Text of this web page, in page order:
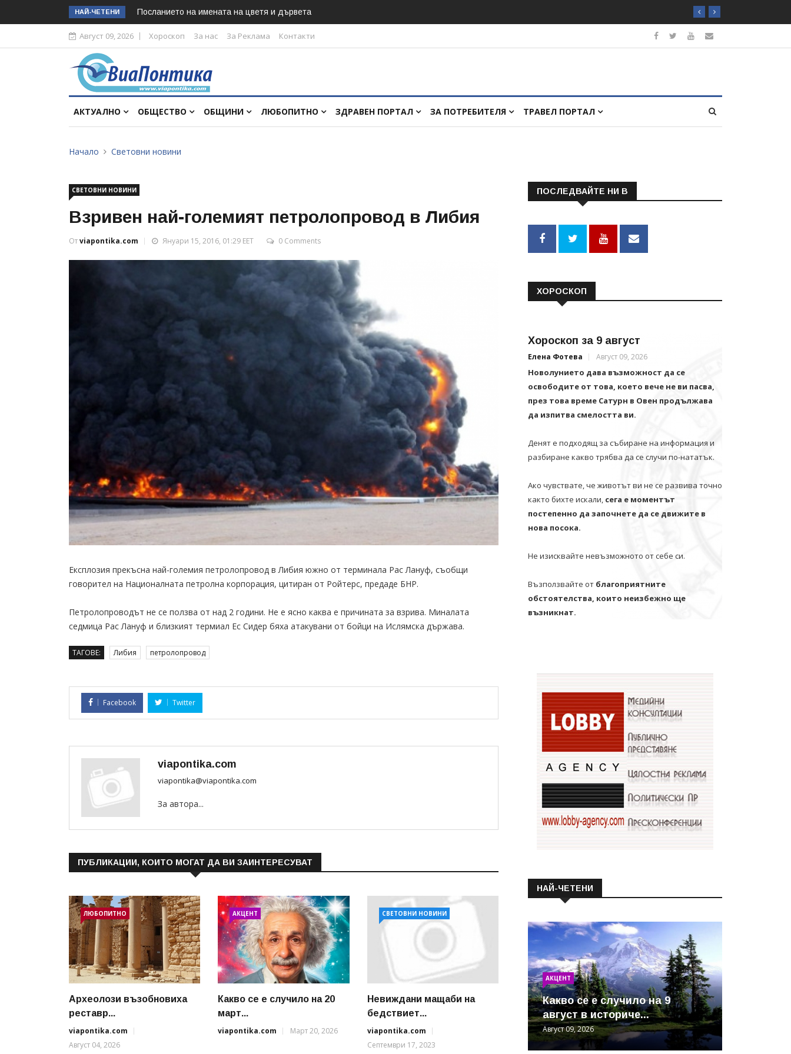
НАЙ-ЧЕТЕНИ Посланието на имената на цветя и дървета
Август 09, 2026 Хороскоп За нас За Реклама Контакти
АКТУАЛНО ОБЩЕСТВО ОБЩИНИ ЛЮБОПИТНО ЗДРАВЕН ПОРТАЛ ЗА ПОТРЕБИТЕЛЯ ТРАВЕЛ ПОРТАЛ
Начало Световни новини
СВЕТОВНИ НОВИНИ
Взривен най-големият петролопровод в Либия
Отviapontika.com Януари 15, 2016, 01:29 EET 0 Comments
Експлозия прекъсна най-големия петролопровод в Либия южно от терминала Рас Лануф, съобщи
говорител на Националната петролна корпорация, цитиран от Ройтерс, предаде БНР.
Петролопроводът не се ползва от над 2 години. Не е ясно каква е причината за взрива. Миналата
седмица Рас Лануф и близкият термиал Ес Сидер бяха атакувани от бойци на Ислямска държава.
ТАГОВЕ: Либия петролопровод
Facebook Twitter
viapontika.com
viapontika@viapontika.com
За автора...
ПУБЛИКАЦИИ, КОИТО МОГАТ ДА ВИ ЗАИНТЕРЕСУВАТ
ЛЮБОПИТНО
Археолози възобновиха
реставр...
viapontika.com
Август 04, 2026
АКЦЕНТ
Какво се е случило на 20
март...
viapontika.com
Март 20, 2026
СВЕТОВНИ НОВИНИ
Невиждани мащаби на
бедствиет...
viapontika.com
Септември 17, 2023
ПОСЛЕДВАЙТЕ НИ В
ХОРОСКОП
Хороскоп за 9 август
Елена Фотева Август 09, 2026
Новолунието дава възможност да се
освободите от това, което вече не ви пасва,
през това време Сатурн в Овен продължава
да изпитва смелостта ви.
Денят е подходящ за събиране на информация и
разбиране какво трябва да се случи по-нататък.
Ако чувствате, че животът ви не се развива точно
както бихте искали, сега е моментът
постепенно да започнете да се движите в
нова посока.
Не изисквайте невъзможното от себе си.
Възползвайте от благоприятните
обстоятелства, които неизбежно ще
възникнат.
НАЙ-ЧЕТЕНИ
АКЦЕНТ
Какво се е случило на 9
август в историче...
Август 09, 2026